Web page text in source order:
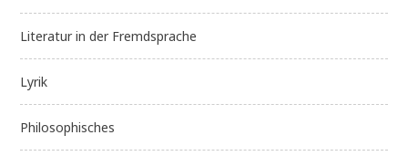
Literatur in der Fremdsprache
Lyrik
Philosophisches